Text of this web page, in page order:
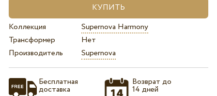
Коллекция
Supernova Harmony
Трансформер
Нет
Производитель
Supernova
Бесплатная
доставка
Возврат до
14 дней